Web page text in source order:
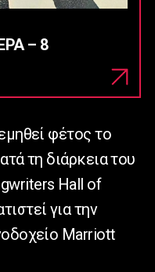
– 8
φέτος το
τη διάρκεια του
Hall of
για την
Marriott